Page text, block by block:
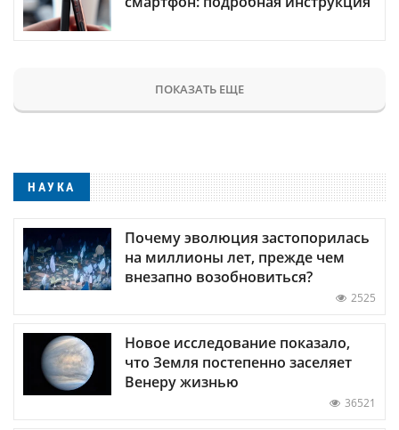
ПОКАЗАТЬ ЕЩЕ
НАУКА
Почему эволюция застопорилась
на миллионы лет, прежде чем
внезапно возобновиться?
2525
Новое исследование показало,
что Земля постепенно заселяет
Венеру жизнью
36521